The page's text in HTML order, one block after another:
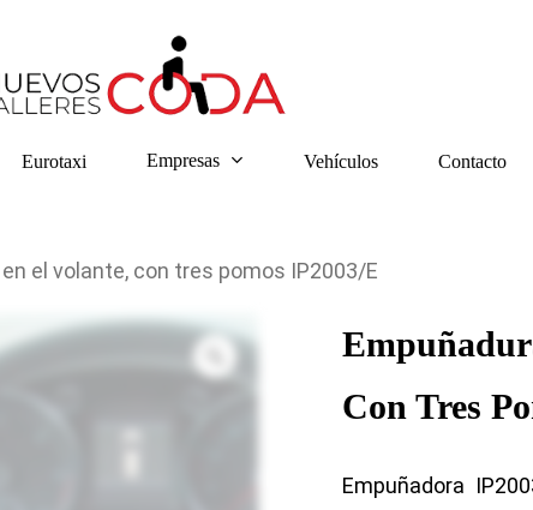
Eurotaxi Empresas Vehículos Contacto
el volante, con tres pomos IP2003/E
Con Tres
Empuñadora